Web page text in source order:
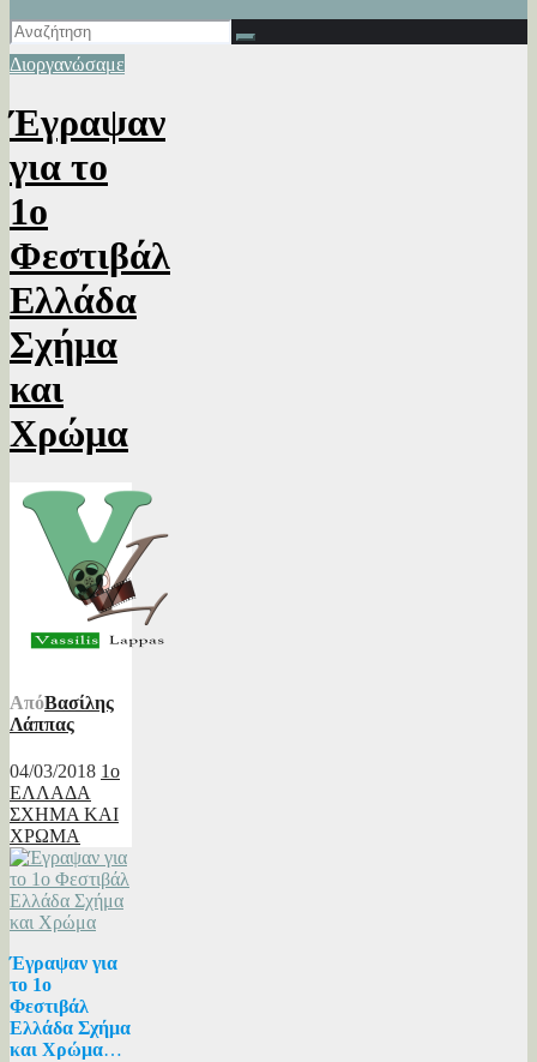
Διοργανώσαμε
Έγραψαν
για το
1ο
Φεστιβάλ
Ελλάδα
Σχήμα
και
Χρώμα
ΑπόΒασίλης
Λάππας
04/03/2018 1ο
ΕΛΛΑΔΑ
ΣΧΗΜΑ ΚΑΙ
ΧΡΩΜΑ
Έγραψαν για
το 1ο
Φεστιβάλ
Ελλάδα Σχήμα
και Χρώμα…